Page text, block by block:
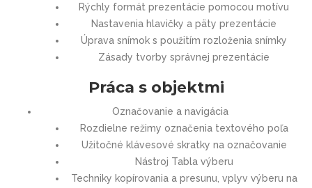
Rýchly formát prezentácie pomocou motívu
Nastavenia hlavičky a päty prezentácie
Úprava snímok s použitím rozloženia snímky
Zásady tvorby správnej prezentácie
Práca s objektmi
Označovanie a navigácia
Rozdielne režimy označenia textového poľa
Užitočné klávesové skratky na označovanie
Nástroj Tabla výberu
Techniky kopírovania a presunu, vplyv výberu na